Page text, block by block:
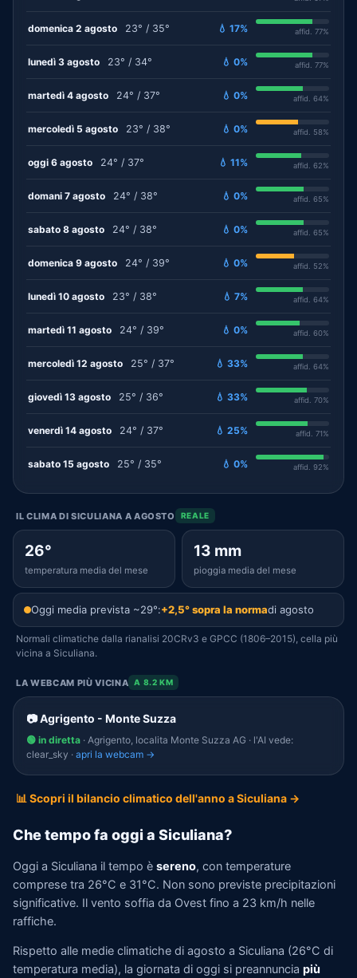
domenica 2 agosto 23° / 35° 💧 17% affid. 77%
lunedì 3 agosto 23° / 34° 💧 0% affid. 77%
martedì 4 agosto 24° / 37° 💧 0% affid. 64%
mercoledì 5 agosto 23° / 38° 💧 0% affid. 58%
oggi 6 agosto 24° / 37° 💧 11% affid. 62%
domani 7 agosto 24° / 38° 💧 0% affid. 65%
sabato 8 agosto 24° / 38° 💧 0% affid. 65%
domenica 9 agosto 24° / 39° 💧 0% affid. 52%
lunedì 10 agosto 23° / 38° 💧 7% affid. 64%
martedì 11 agosto 24° / 39° 💧 0% affid. 60%
mercoledì 12 agosto 25° / 37° 💧 33% affid. 64%
giovedì 13 agosto 25° / 36° 💧 33% affid. 70%
venerdì 14 agosto 24° / 37° 💧 25% affid. 71%
sabato 15 agosto 25° / 35° 💧 0% affid. 92%
IL CLIMA DI SICULIANA A AGOSTO REALE
26°
temperatura media del mese
13 mm
pioggia media del mese
Oggi media prevista ~29°:+2,5° sopra la normadi agosto
Normali climatiche dalla rianalisi 20CRv3 e GPCC (1806–2015), cella più
vicina a Siculiana.
LA WEBCAM PIÙ VICINA A 8.2 KM
📷 Agrigento - Monte Suzza
🟢 in diretta · Agrigento, localita Monte Suzza AG · l'AI vede:
clear_sky · apri la webcam →
📊 Scopri il bilancio climatico dell'anno a Siculiana →
Che tempo fa oggi a Siculiana?
Oggi a Siculiana il tempo è sereno, con temperature
comprese tra 26°C e 31°C. Non sono previste precipitazioni
significative. Il vento soffia da Ovest fino a 23 km/h nelle
raffiche.
Rispetto alle medie climatiche di agosto a Siculiana (26°C di
temperatura media), la giornata di oggi si preannuncia più